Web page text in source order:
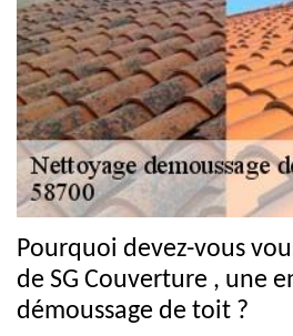
Pourquoi devez-vous
de SG Couverture , une
démoussage de toit ?